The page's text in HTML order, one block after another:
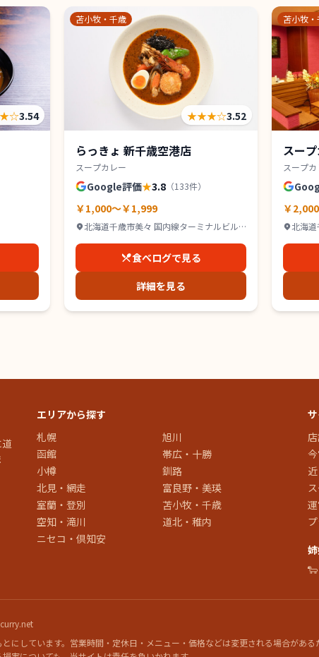
☆3.54
苫小牧・千歳
★★★☆3.52
らっきょ 新千歳空港店
スープカレー
Google評価★3.8（133件）
￥1,000～￥1,999
北海道千歳市美々 国内線ターミナルビル
食べログで見る
詳細を見る
苫小牧
スー
スープ
￥
北海
エリアから探す
札幌
旭川
函館
帯広・十勝
小樽
釧路
北見・網走
富良野・美瑛
室蘭・登別
苫小牧・千歳
空知・滝川
道北・稚内
ニセコ・倶知安
にしています。営業時間・定休日・メニュー・価格などは変更される場合があ